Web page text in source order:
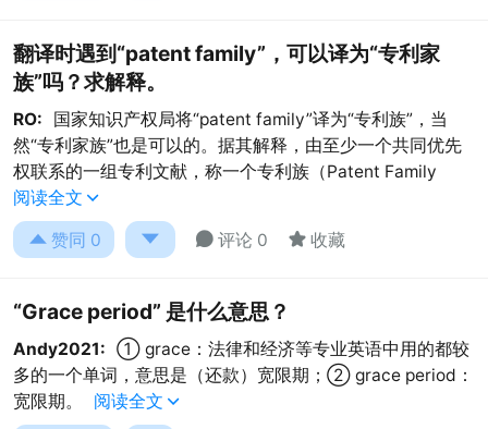
翻译时遇到“patent family”，可以译为“专利家
族”吗？求解释。
RO:
国家知识产权局将“patent family”译为“专利族”，当
然“专利家族”也是可以的。据其解释，由至少一个共同优先
权联系的一组专利文献，称一个专利族（Patent Family
阅读全文 
 赞同 0   评论 0  收藏
“Grace period” 是什么意思？
Andy2021: ① grace：法律和经济等专业英语中用的都较
多的一个单词，意思是（还款）宽限期；② grace period：
宽限期。
阅读全文 